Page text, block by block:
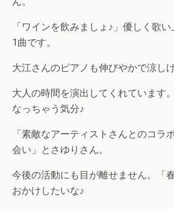
「ワインを飲みましょ♪」優しく歌
1曲です。
大江さんのピアノも伸びやかで涼し
大人の時間を演出してくれています
なっちゃう気分♪
「素敵なアーティストさんとのコラ
会い」とさゆりさん。
今後の活動にも目が離せません。「
おかけしたいな♪